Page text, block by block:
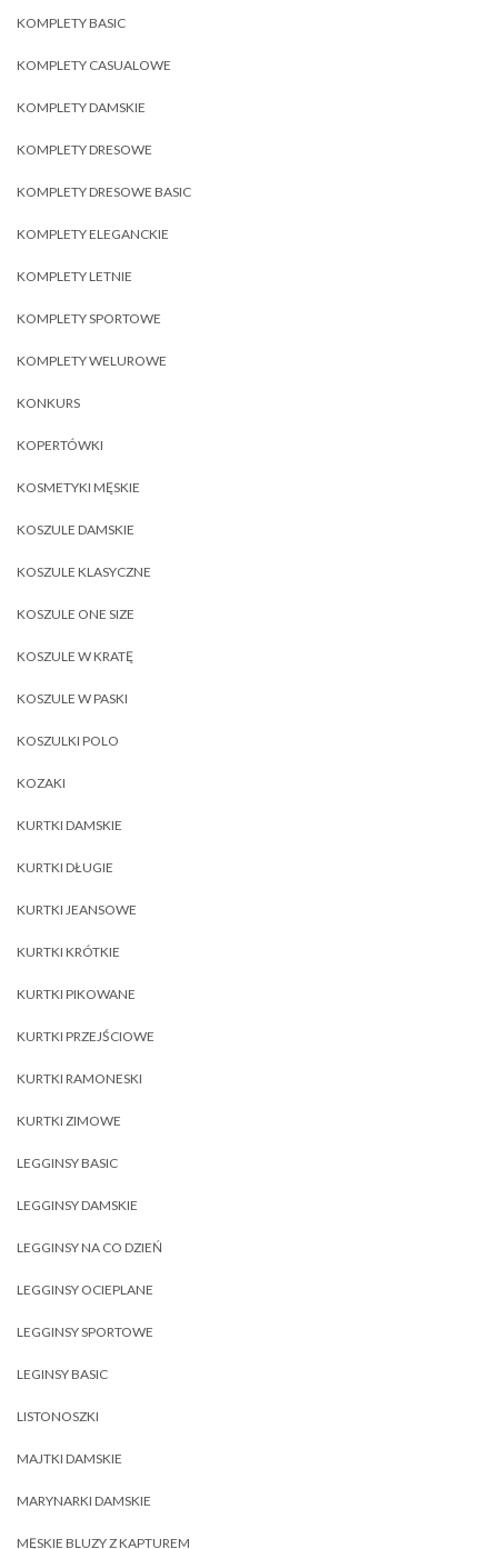
KOMPLETY BASIC
KOMPLETY CASUALOWE
KOMPLETY DAMSKIE
KOMPLETY DRESOWE
KOMPLETY DRESOWE BASIC
KOMPLETY ELEGANCKIE
KOMPLETY LETNIE
KOMPLETY SPORTOWE
KOMPLETY WELUROWE
KONKURS
KOPERTÓWKI
KOSMETYKI MĘSKIE
KOSZULE DAMSKIE
KOSZULE KLASYCZNE
KOSZULE ONE SIZE
KOSZULE W KRATĘ
KOSZULE W PASKI
KOSZULKI POLO
KOZAKI
KURTKI DAMSKIE
KURTKI DŁUGIE
KURTKI JEANSOWE
KURTKI KRÓTKIE
KURTKI PIKOWANE
KURTKI PRZEJŚCIOWE
KURTKI RAMONESKI
KURTKI ZIMOWE
LEGGINSY BASIC
LEGGINSY DAMSKIE
LEGGINSY NA CO DZIEŃ
LEGGINSY OCIEPLANE
LEGGINSY SPORTOWE
LEGINSY BASIC
LISTONOSZKI
MAJTKI DAMSKIE
MARYNARKI DAMSKIE
MĘSKIE BLUZY Z KAPTUREM